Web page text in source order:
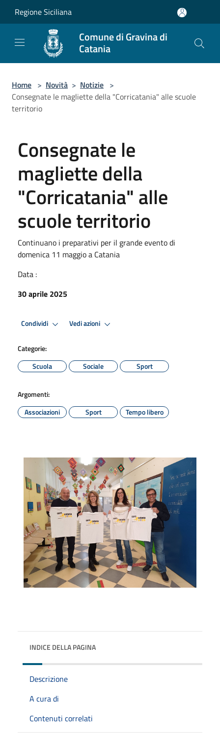
Regione Siciliana
Comune di Gravina di
Catania
Home > Novità > Notizie >
Consegnate le magliette della "Corricatania" alle scuole
territorio
Consegnate le
magliette della
"Corricatania" alle
scuole territorio
Continuano i preparativi per il grande evento di
domenica 11 maggio a Catania
Data :
30 aprile 2025
Condividi Vedi azioni
Categorie:
Scuola
Sociale Sport
Argomenti:
Associazioni
Sport Tempo libero
INDICE DELLA PAGINA
Descrizione
A cura di
Contenuti correlati